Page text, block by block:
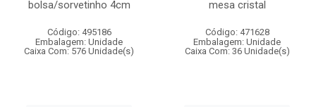
bolsa/sorvetinho 4cm
Código: 495186
Embalagem: Unidade
Caixa Com: 576 Unidade(s)
mesa cristal
Código: 471628
Embalagem: Unidade
Caixa Com: 36 Unidade(s)